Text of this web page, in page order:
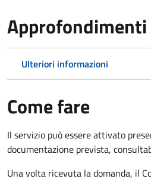
Approfondimenti
Ulteriori informazioni
Come fare
Il servizio può essere attivato
documentazione prevista,
Una volta ricevuta la domanda, il